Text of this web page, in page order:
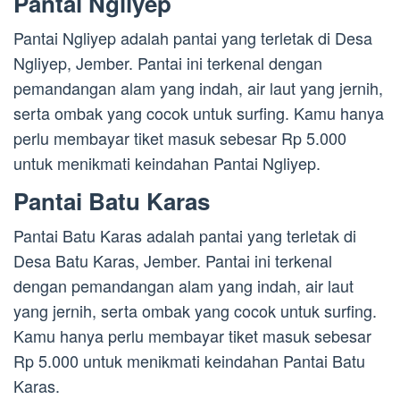
Pantai Ngliyep adalah pantai yang terletak di Desa
Ngliyep, Jember. Pantai ini terkenal dengan
pemandangan alam yang indah, air laut yang jernih,
serta ombak yang cocok untuk surfing. Kamu hanya
perlu membayar tiket masuk sebesar Rp 5.000
untuk menikmati keindahan Pantai Ngliyep.
Pantai Batu Karas
Pantai Batu Karas adalah pantai yang terletak di
Desa Batu Karas, Jember. Pantai ini terkenal
dengan pemandangan alam yang indah, air laut
yang jernih, serta ombak yang cocok untuk surfing.
Kamu hanya perlu membayar tiket masuk sebesar
Rp 5.000 untuk menikmati keindahan Pantai Batu
Karas.